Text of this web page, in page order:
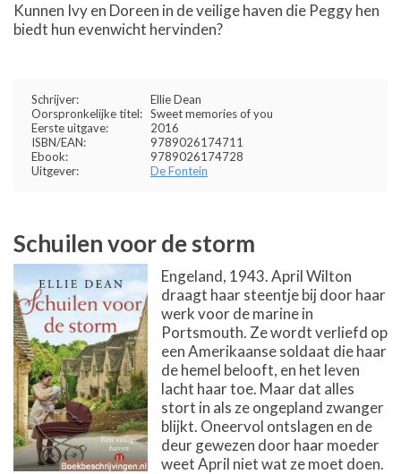
Kunnen Ivy en Doreen in de veilige haven die Peggy hen
biedt hun evenwicht hervinden?
Schrijver:
Ellie Dean
Oorspronkelijke titel: Sweet memories of you
Eerste uitgave:
2016
ISBN/EAN:
9789026174711
Ebook:
9789026174728
Uitgever:
De Fontein
Schuilen voor de storm
Engeland, 1943. April Wilton
draagt haar steentje bij door haar
werk voor de marine in
Portsmouth. Ze wordt verliefd op
een Amerikaanse soldaat die haar
de hemel belooft, en het leven
lacht haar toe. Maar dat alles
stort in als ze ongepland zwanger
blijkt. Oneervol ontslagen en de
deur gewezen door haar moeder
weet April niet wat ze moet doen.